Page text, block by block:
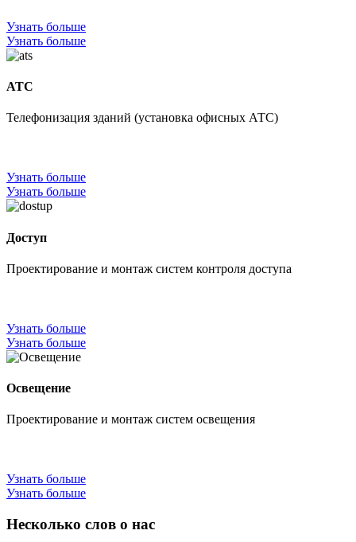
Узнать больше
Узнать больше
АТС
Телефонизация зданий (установка офисных АТС)​
Узнать больше
Узнать больше
Доступ
Проектирование и монтаж систем контроля доступа
Узнать больше
Узнать больше
Освещение
Проектирование и монтаж систем освещения
Узнать больше
Узнать больше
Несколько слов о нас